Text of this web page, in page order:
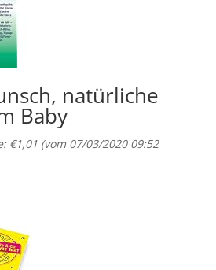
natürliche
Baby
€1,01(vom 07/03/2020 09:52